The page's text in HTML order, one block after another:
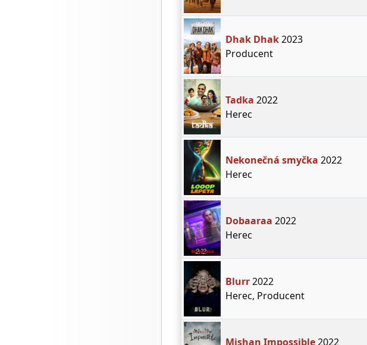
Dhak Dhak2023
Producent
Tadka 2022
Herec
Nekonečná smyčka 2022
Herec
Dobaaraa 2022
Herec
Blurr2022
Herec, Producent
Mishan Impossible2022